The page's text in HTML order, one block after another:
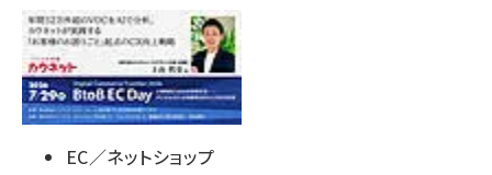
EC／ネットショップ